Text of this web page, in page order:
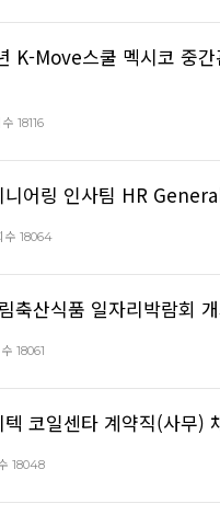
K-Move스쿨 멕시코 중간
18116
니어링 인사팀 HR
수 18064
축산식품 일자리박람회
18061
텍 코일센타 계약직(사무)
18048